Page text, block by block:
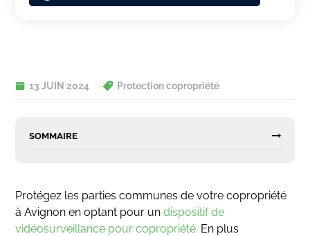
13 JUIN 2024 Protection copropriété
SOMMAIRE
Protégez les parties communes de votre copropriété
à Avignon en optant pour undispositif de
vidéosurveillance pour copropriété. En plus